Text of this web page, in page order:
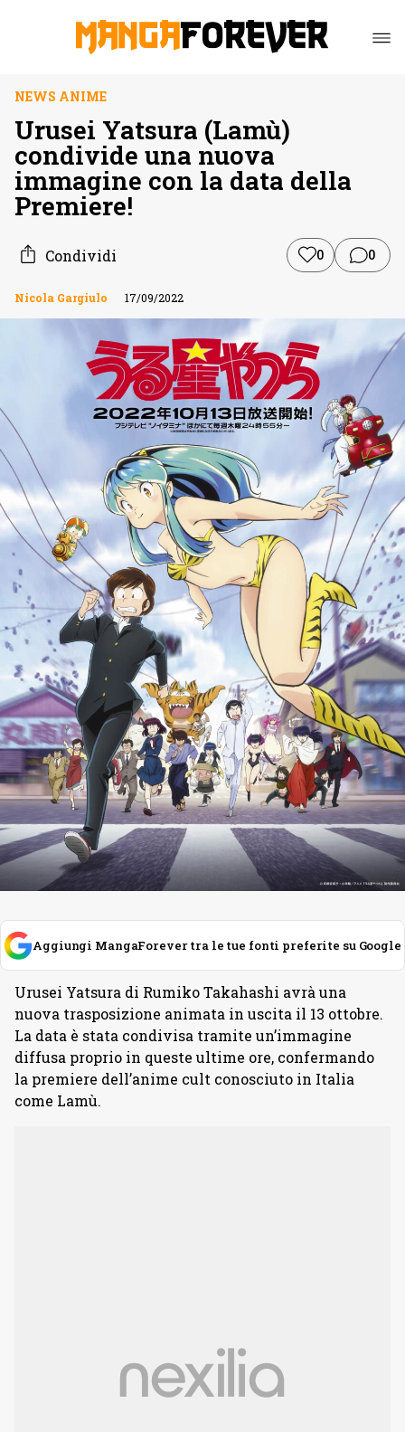
NEWS ANIME
Urusei Yatsura (Lamù)
condivide una nuova
immagine con la data della
Premiere!
Condividi 0 0
Nicola Gargiulo 17/09/2022
Aggiungi MangaForever tra le tue fonti preferite su Google
Urusei Yatsura di Rumiko Takahashi avrà una
nuova trasposizione animata in uscita il 13 ottobre.
La data è stata condivisa tramite un’immagine
diffusa proprio in queste ultime ore, confermando
la premiere dell’anime cult conosciuto in Italia
come Lamù.